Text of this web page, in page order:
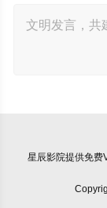
星辰影院提供免费